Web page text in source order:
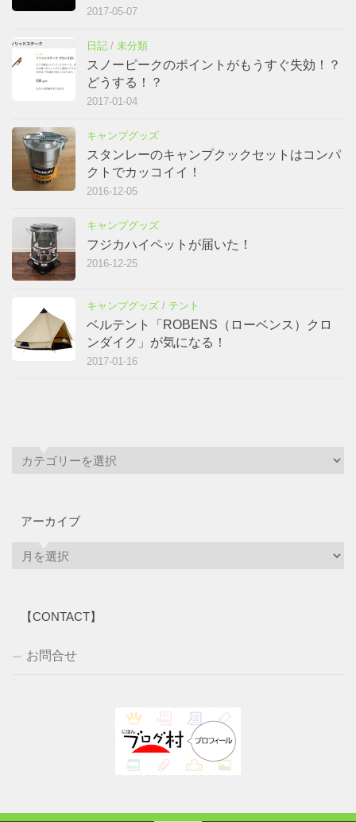
2017-05-07
日記 / 未分類
スノーピークのポイントがもうすぐ失効！？
どうする！？
2017-01-04
キャンプグッズ
スタンレーのキャンプクックセットはコンパ
クトでカッコイイ！
2016-12-05
キャンプグッズ
フジカハイペットが届いた！
2016-12-25
キャンプグッズ / テント
ベルテント「ROBENS（ローベンス）クロ
ンダイク」が気になる！
2017-01-16
アーカイブ
【CONTACT】
お問合せ